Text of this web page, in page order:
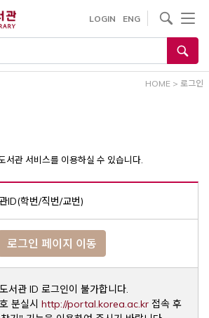
LOGIN ENG
HOME > 로그인
서관 서비스를 이용하실 수 있습니다.
ID(학번/직번/교번)
로그인 페이지 이동
서관 ID 로그인이 불가합니다.
분실시 http://portal.korea.ac.krOpens a
접속 후